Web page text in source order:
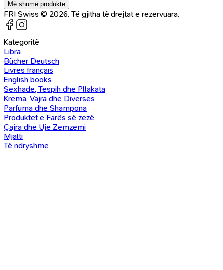
Më shumë produkte
FRI Swiss © 2026. Të gjitha të drejtat e rezervuara.
Kategoritë
Libra
Bücher Deutsch
Livres français
English books
Sexhade, Tespih dhe Pllakata
Krema, Vajra dhe Diverses
Parfuma dhe Shampona
Produktet e Farës së zezë
Çajra dhe Uje Zemzemi
Mjalti
Të ndryshme